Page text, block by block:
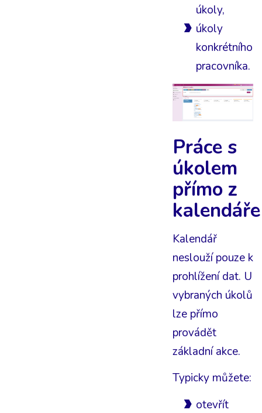
úkoly,
úkoly
konkrétního
pracovníka.
Práce s
úkolem
přímo z
kalendáře
Kalendář
neslouží pouze k
prohlížení dat. U
vybraných úkolů
lze přímo
provádět
základní akce.
Typicky můžete:
otevřít